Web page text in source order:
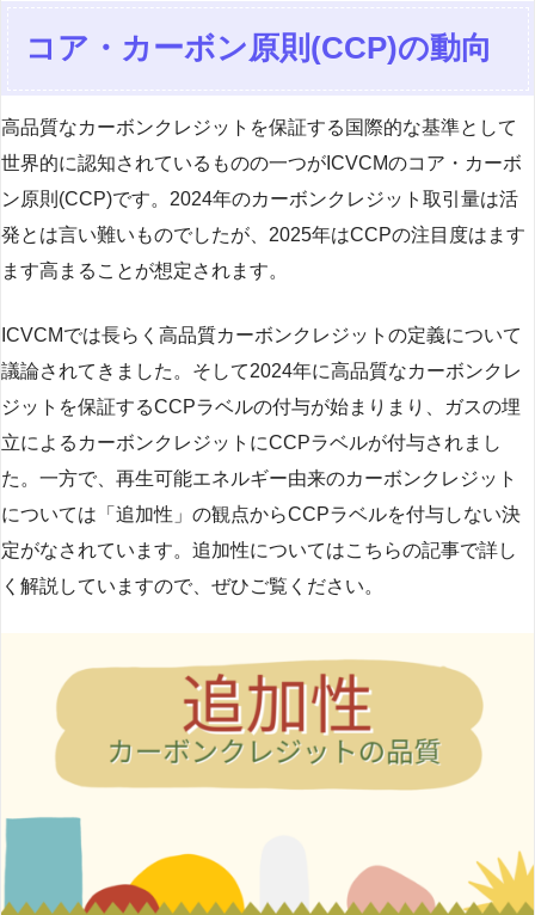
コア・カーボン原則(CCP)の動向
高品質なカーボンクレジットを保証する国際的な基準として
世界的に認知されているものの一つがICVCMのコア・カーボ
ン原則(CCP)です。2024年のカーボンクレジット取引量は活
発とは言い難いものでしたが、2025年はCCPの注目度はます
ます高まることが想定されます。
ICVCMでは長らく高品質カーボンクレジットの定義について
議論されてきました。そして2024年に高品質なカーボンクレ
ジットを保証するCCPラベルの付与が始まりまり、ガスの埋
立によるカーボンクレジットにCCPラベルが付与されまし
た。一方で、再生可能エネルギー由来のカーボンクレジット
については「追加性」の観点からCCPラベルを付与しない決
定がなされています。追加性についてはこちらの記事で詳し
く解説していますので、ぜひご覧ください。